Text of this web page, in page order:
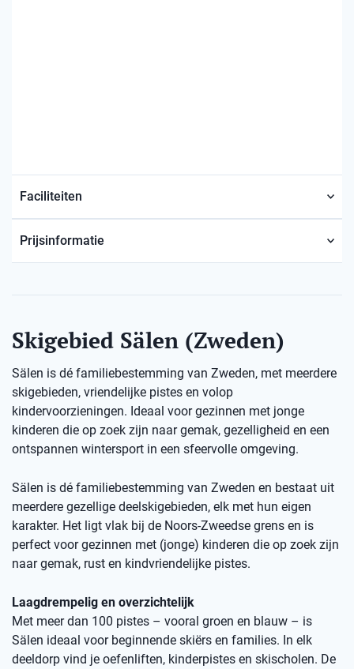
Faciliteiten
Prijsinformatie
Skigebied Sälen (Zweden)
Sälen is dé familiebestemming van Zweden, met meerdere
skigebieden, vriendelijke pistes en volop
kindervoorzieningen. Ideaal voor gezinnen met jonge
kinderen die op zoek zijn naar gemak, gezelligheid en een
ontspannen wintersport in een sfeervolle omgeving.
Sälen is dé familiebestemming van Zweden en bestaat uit
meerdere gezellige deelskigebieden, elk met hun eigen
karakter. Het ligt vlak bij de Noors-Zweedse grens en is
perfect voor gezinnen met (jonge) kinderen die op zoek zijn
naar gemak, rust en kindvriendelijke pistes.
Laagdrempelig en overzichtelijk
Met meer dan 100 pistes – vooral groen en blauw – is
Sälen ideaal voor beginnende skiërs en families. In elk
deeldorp vind je oefenliften, kinderpistes en skischolen. De